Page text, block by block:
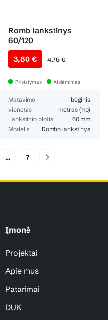
Romb lankstinys
60/120
3,80 €
4,75 €
Pristatymas Atsiėmimas
Matavimo
vienetas
bėginis
metras (mb)
Lankstinio plotis
60 mm
Modelis
Rombo lankstinys
… 7
Įmonė
Projektai
Apie mus
Patarimai
DUK